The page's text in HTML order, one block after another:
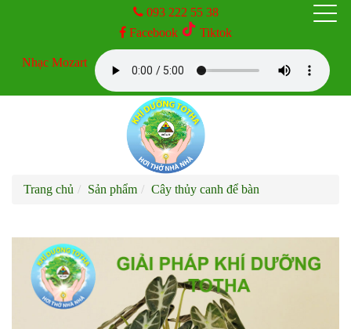
093 222 55 38
Facebook
Tiktok
Nhạc Mozart
Trang chủ Sản phẩm Cây thủy canh để bàn
KINH NGHIỆM
TIN TỨC